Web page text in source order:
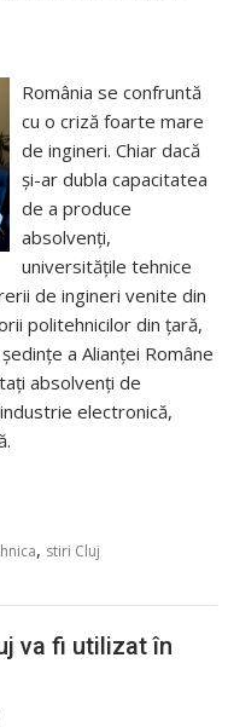
România se confruntă
cu o criză foarte mare
de ingineri. Chiar dacă
şi-ar dubla capacitatea
de a produce
absolvenţi,
universităţile tehnice
de ingineri venite din
politehnicilor din ţară,
a Alianţei Române
absolvenţi de
electronică,
, stiri Cluj
va fi utilizat în